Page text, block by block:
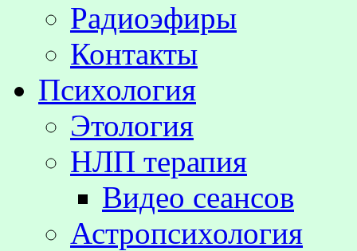
Радиоэфиры
Контакты
Психология
Этология
НЛП терапия
Видео сеансов
Астропсихология